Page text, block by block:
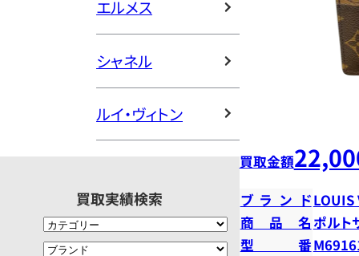
エルメス
シャネル
ルイ・ヴィトン
買取実績検索
買取金額
ブランドLOUIS
商品名ポルト
型番